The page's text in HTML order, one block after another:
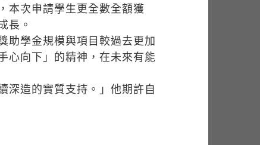
本次申請學生更全數全額獲
長。
助學金規模與項目較過去更加
心向下」的精神，在未來有能
深造的實質支持。」他期許自